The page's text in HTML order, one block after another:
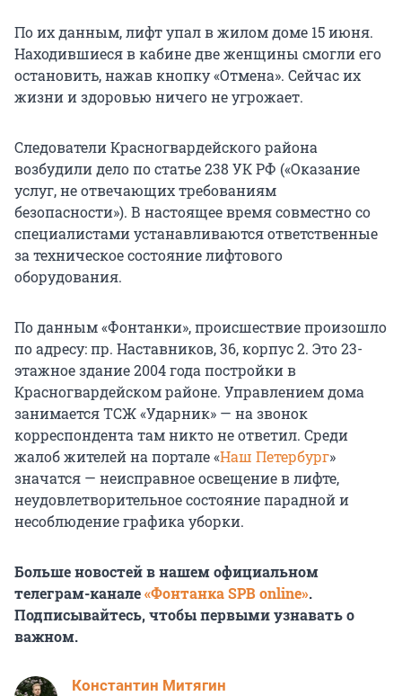
По их данным, лифт упал в жилом доме 15 июня.
Находившиеся в кабине две женщины смогли его
остановить, нажав кнопку «Отмена». Сейчас их
жизни и здоровью ничего не угрожает.
Следователи Красногвардейского района
возбудили дело по статье 238 УК РФ («Оказание
услуг, не отвечающих требованиям
безопасности»). В настоящее время совместно со
специалистами устанавливаются ответственные
за техническое состояние лифтового
оборудования.
По данным «Фонтанки», происшествие произошло
по адресу: пр. Наставников, 36, корпус 2. Это 23-
этажное здание 2004 года постройки в
Красногвардейском районе. Управлением дома
занимается ТСЖ «Ударник» — на звонок
корреспондента там никто не ответил. Среди
жалоб жителей на портале «Наш Петербург»
значатся — неисправное освещение в лифте,
неудовлетворительное состояние парадной и
несоблюдение графика уборки.
Больше новостей в нашем официальном
телеграм-канале«Фонтанка SPB online».
Подписывайтесь, чтобы первыми узнавать о
важном.
Константин Митягин